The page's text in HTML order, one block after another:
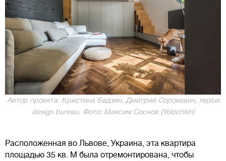
Автор проекта: Кристина Бадзян, Дмитрий Сорокевич, rеplus
design bureau. Фото: Максим Соснов (Yolochkin)
Расположенная во Львове, Украина, эта квартира
площадью 35 кв. М была отремонтирована, чтобы